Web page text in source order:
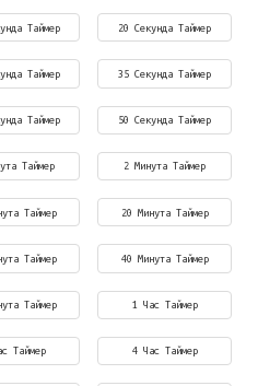
Таймер 20 Секунда Таймер
Таймер 35 Секунда Таймер
Таймер 50 Секунда Таймер
Таймер 2 Минута Таймер
Таймер 20 Минута Таймер
Таймер 40 Минута Таймер
Таймер 1 Час Таймер
Таймер 4 Час Таймер